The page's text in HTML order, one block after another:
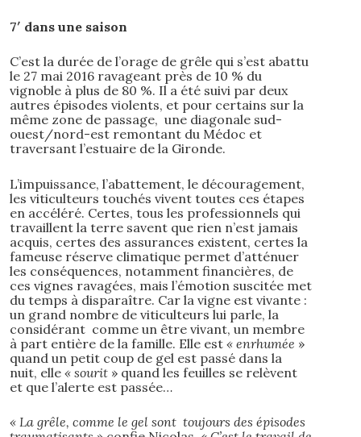
7′ dans une saison
C’est la durée de l’orage de grêle qui s’est abattu
le 27 mai 2016 ravageant près de 10 % du
vignoble à plus de 80 %. Il a été suivi par deux
autres épisodes violents, et pour certains sur la
même zone de passage, une diagonale sud-
ouest/nord-est remontant du Médoc et
traversant l’estuaire de la Gironde.
L’impuissance, l’abattement, le découragement,
les viticulteurs touchés vivent toutes ces étapes
en accéléré. Certes, tous les professionnels qui
travaillent la terre savent que rien n’est jamais
acquis, certes des assurances existent, certes la
fameuse réserve climatique permet d’atténuer
les conséquences, notamment financières, de
ces vignes ravagées, mais l’émotion suscitée met
du temps à disparaître. Car la vigne est vivante :
un grand nombre de viticulteurs lui parle, la
considérant comme un être vivant, un membre
à part entière de la famille. Elle est« enrhumée »
quand un petit coup de gel est passé dans la
nuit, elle« sourit » quand les feuilles se relèvent
et que l’alerte est passée…
« La grêle, comme le gel sont toujours des épisodes